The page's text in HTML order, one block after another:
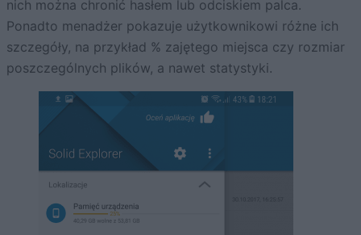
nich można chronić hasłem lub odciskiem palca.
Ponadto menadżer pokazuje użytkownikowi różne ich
szczegóły, na przykład % zajętego miejsca czy rozmiar
poszczególnych plików, a nawet statystyki.